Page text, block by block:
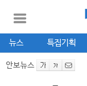
뉴스 특집기획
안보뉴스